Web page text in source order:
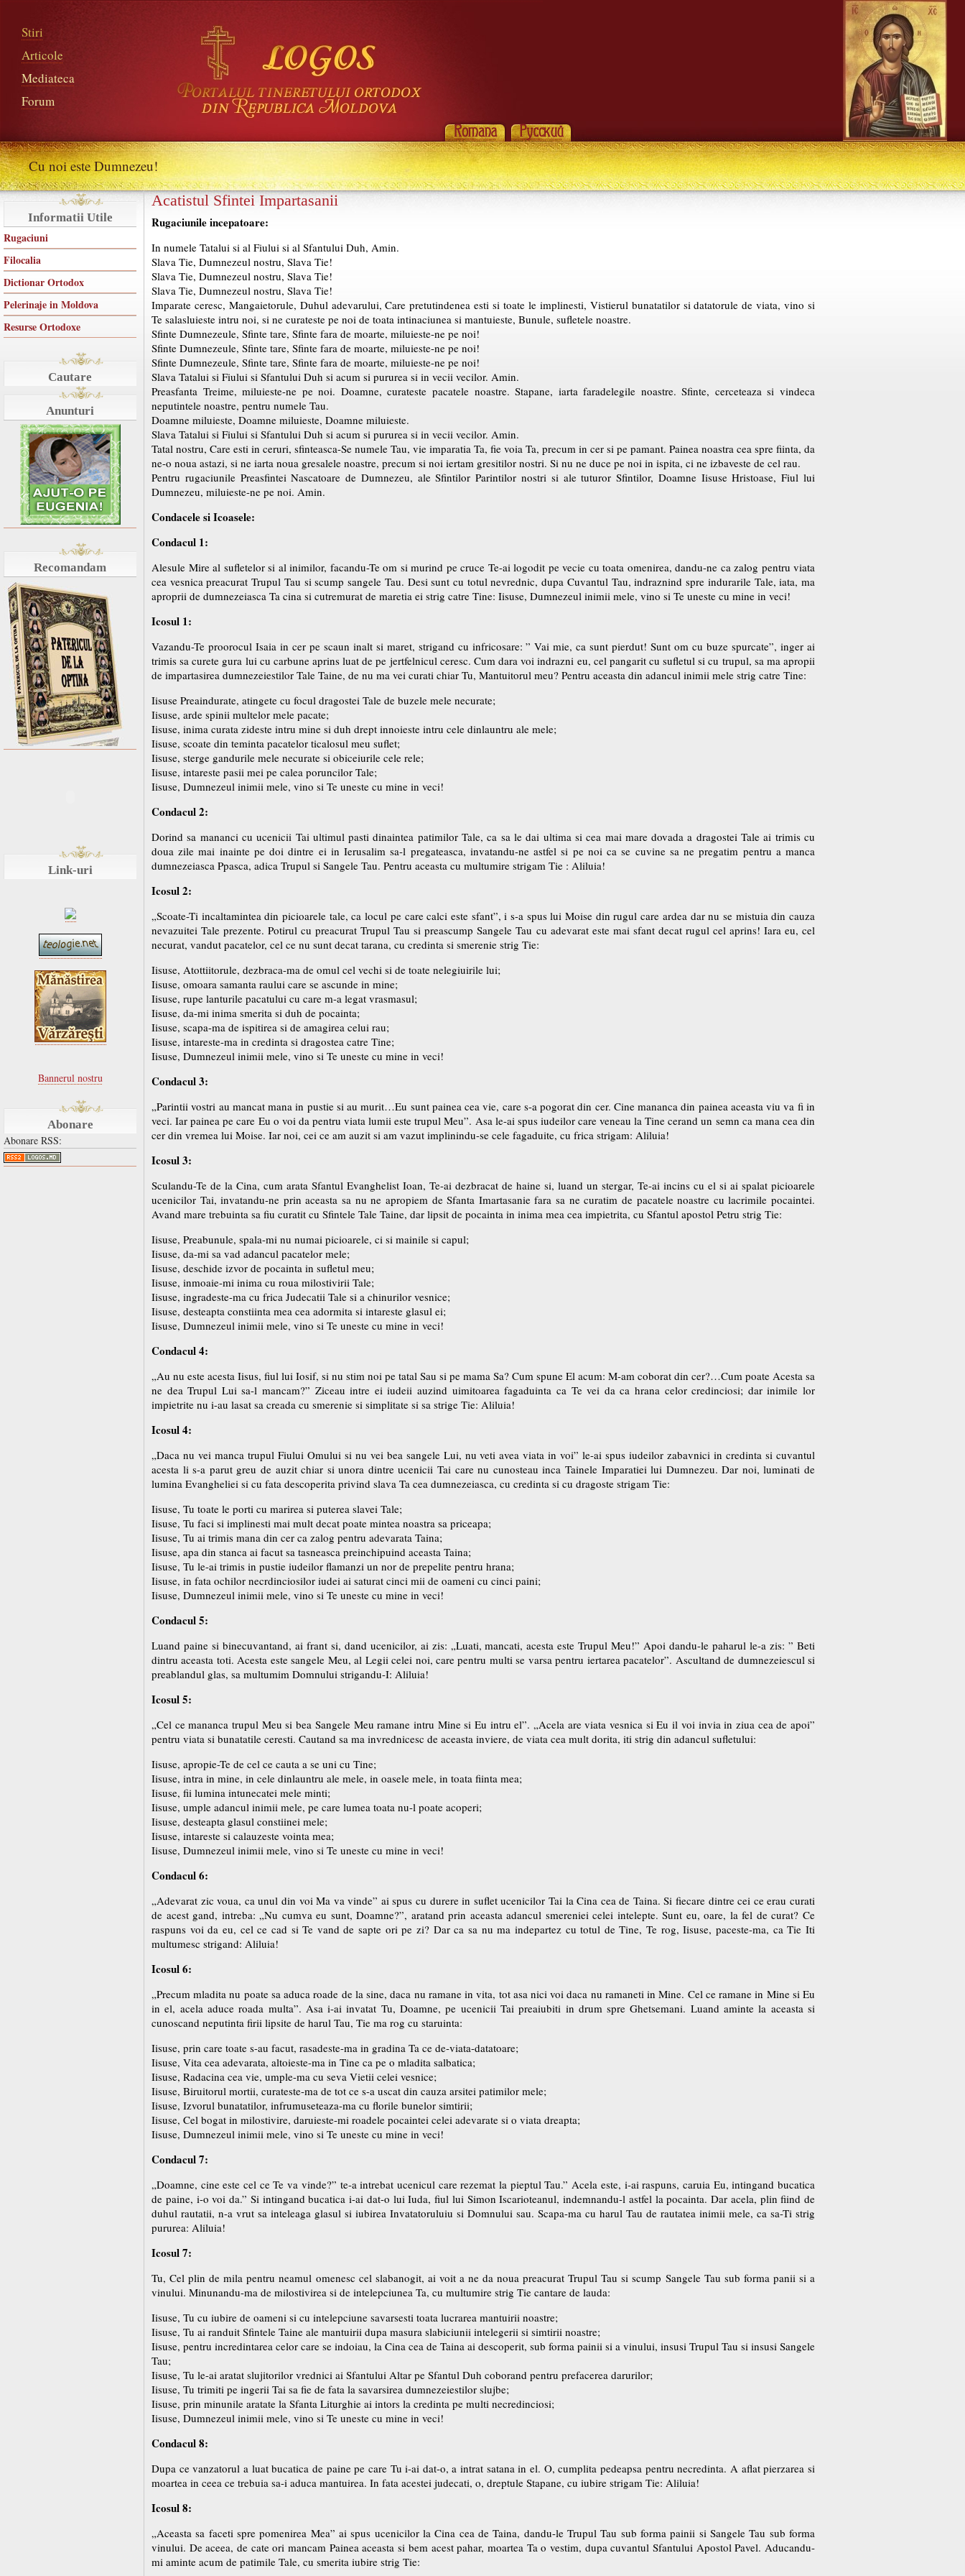
Stiri
Articole
Mediateca
Forum
Cu noi este Dumnezeu!
Informatii Utile
Rugaciuni
Filocalia
Dictionar Ortodox
Pelerinaje in Moldova
Resurse Ortodoxe
Cautare
Anunturi
Recomandam
Link-uri
Bannerul nostru
Abonare
Abonare RSS:
Acatistul Sfintei Impartasanii
Rugaciunile incepatoare:
In numele Tatalui si al Fiului si al Sfantului Duh, Amin.
Slava Tie, Dumnezeul nostru, Slava Tie!
Slava Tie, Dumnezeul nostru, Slava Tie!
Slava Tie, Dumnezeul nostru, Slava Tie!
Imparate ceresc, Mangaietorule, Duhul adevarului, Care pretutindenea esti si toate le implinesti, Vistierul bunatatilor si datatorule de viata, vino si
Te salasluieste intru noi, si ne curateste pe noi de toata intinaciunea si mantuieste, Bunule, sufletele noastre.
Sfinte Dumnezeule, Sfinte tare, Sfinte fara de moarte, miluieste-ne pe noi!
Sfinte Dumnezeule, Sfinte tare, Sfinte fara de moarte, miluieste-ne pe noi!
Sfinte Dumnezeule, Sfinte tare, Sfinte fara de moarte, miluieste-ne pe noi!
Slava Tatalui si Fiului si Sfantului Duh si acum si pururea si in vecii vecilor. Amin.
Preasfanta Treime, miluieste-ne pe noi. Doamne, curateste pacatele noastre. Stapane, iarta faradelegile noastre. Sfinte, cerceteaza si vindeca
neputintele noastre, pentru numele Tau.
Doamne miluieste, Doamne miluieste, Doamne miluieste.
Slava Tatalui si Fiului si Sfantului Duh si acum si pururea si in vecii vecilor. Amin.
Tatal nostru, Care esti in ceruri, sfinteasca-Se numele Tau, vie imparatia Ta, fie voia Ta, precum in cer si pe pamant. Painea noastra cea spre fiinta, da
ne-o noua astazi, si ne iarta noua gresalele noastre, precum si noi iertam gresitilor nostri. Si nu ne duce pe noi in ispita, ci ne izbaveste de cel rau.
Pentru rugaciunile Preasfintei Nascatoare de Dumnezeu, ale Sfintilor Parintilor nostri si ale tuturor Sfintilor, Doamne Iisuse Hristoase, Fiul lui
Dumnezeu, miluieste-ne pe noi. Amin.
Condacele si Icoasele:
Condacul 1:
Alesule Mire al sufletelor si al inimilor, facandu-Te om si murind pe cruce Te-ai logodit pe vecie cu toata omenirea, dandu-ne ca zalog pentru viata
cea vesnica preacurat Trupul Tau si scump sangele Tau. Desi sunt cu totul nevrednic, dupa Cuvantul Tau, indraznind spre indurarile Tale, iata, ma
aproprii de dumnezeiasca Ta cina si cutremurat de maretia ei strig catre Tine: Iisuse, Dumnezeul inimii mele, vino si Te uneste cu mine in veci!
Icosul 1:
Vazandu-Te proorocul Isaia in cer pe scaun inalt si maret, strigand cu infricosare: ” Vai mie, ca sunt pierdut! Sunt om cu buze spurcate”, inger ai
trimis sa curete gura lui cu carbune aprins luat de pe jertfelnicul ceresc. Cum dara voi indrazni eu, cel pangarit cu sufletul si cu trupul, sa ma apropii
de impartasirea dumnezeiestilor Tale Taine, de nu ma vei curati chiar Tu, Mantuitorul meu? Pentru aceasta din adancul inimii mele strig catre Tine:
Iisuse Preaindurate, atingete cu focul dragostei Tale de buzele mele necurate;
Iisuse, arde spinii multelor mele pacate;
Iisuse, inima curata zideste intru mine si duh drept innoieste intru cele dinlauntru ale mele;
Iisuse, scoate din teminta pacatelor ticalosul meu suflet;
Iisuse, sterge gandurile mele necurate si obiceiurile cele rele;
Iisuse, intareste pasii mei pe calea poruncilor Tale;
Iisuse, Dumnezeul inimii mele, vino si Te uneste cu mine in veci!
Condacul 2:
Dorind sa mananci cu ucenicii Tai ultimul pasti dinaintea patimilor Tale, ca sa le dai ultima si cea mai mare dovada a dragostei Tale ai trimis cu
doua zile mai inainte pe doi dintre ei in Ierusalim sa-l pregateasca, invatandu-ne astfel si pe noi ca se cuvine sa ne pregatim pentru a manca
dumnezeiasca Ppasca, adica Trupul si Sangele Tau. Pentru aceasta cu multumire strigam Tie : Aliluia!
Icosul 2:
„Scoate-Ti incaltamintea din picioarele tale, ca locul pe care calci este sfant”, i s-a spus lui Moise din rugul care ardea dar nu se mistuia din cauza
nevazuitei Tale prezente. Potirul cu preacurat Trupul Tau si preascump Sangele Tau cu adevarat este mai sfant decat rugul cel aprins! Iara eu, cel
necurat, vandut pacatelor, cel ce nu sunt decat tarana, cu credinta si smerenie strig Tie:
Iisuse, Atottiitorule, dezbraca-ma de omul cel vechi si de toate nelegiuirile lui;
Iisuse, omoara samanta raului care se ascunde in mine;
Iisuse, rupe lanturile pacatului cu care m-a legat vrasmasul;
Iisuse, da-mi inima smerita si duh de pocainta;
Iisuse, scapa-ma de ispitirea si de amagirea celui rau;
Iisuse, intareste-ma in credinta si dragostea catre Tine;
Iisuse, Dumnezeul inimii mele, vino si Te uneste cu mine in veci!
Condacul 3:
„Parintii vostri au mancat mana in pustie si au murit…Eu sunt painea cea vie, care s-a pogorat din cer. Cine mananca din painea aceasta viu va fi in
veci. Iar painea pe care Eu o voi da pentru viata lumii este trupul Meu”. Asa le-ai spus iudeilor care veneau la Tine cerand un semn ca mana cea din
cer din vremea lui Moise. Iar noi, cei ce am auzit si am vazut implinindu-se cele fagaduite, cu frica strigam: Aliluia!
Icosul 3:
Sculandu-Te de la Cina, cum arata Sfantul Evanghelist Ioan, Te-ai dezbracat de haine si, luand un stergar, Te-ai incins cu el si ai spalat picioarele
ucenicilor Tai, invatandu-ne prin aceasta sa nu ne apropiem de Sfanta Imartasanie fara sa ne curatim de pacatele noastre cu lacrimile pocaintei.
Avand mare trebuinta sa fiu curatit cu Sfintele Tale Taine, dar lipsit de pocainta in inima mea cea impietrita, cu Sfantul apostol Petru strig Tie:
Iisuse, Preabunule, spala-mi nu numai picioarele, ci si mainile si capul;
Iisuse, da-mi sa vad adancul pacatelor mele;
Iisuse, deschide izvor de pocainta in sufletul meu;
Iisuse, inmoaie-mi inima cu roua milostivirii Tale;
Iisuse, ingradeste-ma cu frica Judecatii Tale si a chinurilor vesnice;
Iisuse, desteapta constiinta mea cea adormita si intareste glasul ei;
Iisuse, Dumnezeul inimii mele, vino si Te uneste cu mine in veci!
Condacul 4:
„Au nu este acesta Iisus, fiul lui Iosif, si nu stim noi pe tatal Sau si pe mama Sa? Cum spune El acum: M-am coborat din cer?…Cum poate Acesta sa
ne dea Trupul Lui sa-l mancam?” Ziceau intre ei iudeii auzind uimitoarea fagaduinta ca Te vei da ca hrana celor credinciosi; dar inimile lor
impietrite nu i-au lasat sa creada cu smerenie si simplitate si sa strige Tie: Aliluia!
Icosul 4:
„Daca nu vei manca trupul Fiului Omului si nu vei bea sangele Lui, nu veti avea viata in voi” le-ai spus iudeilor zabavnici in credinta si cuvantul
acesta li s-a parut greu de auzit chiar si unora dintre ucenicii Tai care nu cunosteau inca Tainele Imparatiei lui Dumnezeu. Dar noi, luminati de
lumina Evangheliei si cu fata descoperita privind slava Ta cea dumnezeiasca, cu credinta si cu dragoste strigam Tie:
Iisuse, Tu toate le porti cu marirea si puterea slavei Tale;
Iisuse, Tu faci si implinesti mai mult decat poate mintea noastra sa priceapa;
Iisuse, Tu ai trimis mana din cer ca zalog pentru adevarata Taina;
Iisuse, apa din stanca ai facut sa tasneasca preinchipuind aceasta Taina;
Iisuse, Tu le-ai trimis in pustie iudeilor flamanzi un nor de prepelite pentru hrana;
Iisuse, in fata ochilor necrdinciosilor iudei ai saturat cinci mii de oameni cu cinci paini;
Iisuse, Dumnezeul inimii mele, vino si Te uneste cu mine in veci!
Condacul 5:
Luand paine si binecuvantand, ai frant si, dand ucenicilor, ai zis: „Luati, mancati, acesta este Trupul Meu!” Apoi dandu-le paharul le-a zis: ” Beti
dintru aceasta toti. Acesta este sangele Meu, al Legii celei noi, care pentru multi se varsa pentru iertarea pacatelor”. Ascultand de dumnezeiescul si
preablandul glas, sa multumim Domnului strigandu-I: Aliluia!
Icosul 5:
„Cel ce mananca trupul Meu si bea Sangele Meu ramane intru Mine si Eu intru el”. „Acela are viata vesnica si Eu il voi invia in ziua cea de apoi”
pentru viata si bunatatile ceresti. Cautand sa ma invrednicesc de aceasta inviere, de viata cea mult dorita, iti strig din adancul sufletului:
Iisuse, apropie-Te de cel ce cauta a se uni cu Tine;
Iisuse, intra in mine, in cele dinlauntru ale mele, in oasele mele, in toata fiinta mea;
Iisuse, fii lumina intunecatei mele minti;
Iisuse, umple adancul inimii mele, pe care lumea toata nu-l poate acoperi;
Iisuse, desteapta glasul constiinei mele;
Iisuse, intareste si calauzeste vointa mea;
Iisuse, Dumnezeul inimii mele, vino si Te uneste cu mine in veci!
Condacul 6:
„Adevarat zic voua, ca unul din voi Ma va vinde” ai spus cu durere in suflet ucenicilor Tai la Cina cea de Taina. Si fiecare dintre cei ce erau curati
de acest gand, intreba: „Nu cumva eu sunt, Doamne?”, aratand prin aceasta adancul smereniei celei intelepte. Sunt eu, oare, la fel de curat? Ce
raspuns voi da eu, cel ce cad si Te vand de sapte ori pe zi? Dar ca sa nu ma indepartez cu totul de Tine, Te rog, Iisuse, paceste-ma, ca Tie Iti
multumesc strigand: Aliluia!
Icosul 6:
„Precum mladita nu poate sa aduca roade de la sine, daca nu ramane in vita, tot asa nici voi daca nu ramaneti in Mine. Cel ce ramane in Mine si Eu
in el, acela aduce roada multa”. Asa i-ai invatat Tu, Doamne, pe ucenicii Tai preaiubiti in drum spre Ghetsemani. Luand aminte la aceasta si
cunoscand neputinta firii lipsite de harul Tau, Tie ma rog cu staruinta:
Iisuse, prin care toate s-au facut, rasadeste-ma in gradina Ta ce de-viata-datatoare;
Iisuse, Vita cea adevarata, altoieste-ma in Tine ca pe o mladita salbatica;
Iisuse, Radacina cea vie, umple-ma cu seva Vietii celei vesnice;
Iisuse, Biruitorul mortii, curateste-ma de tot ce s-a uscat din cauza arsitei patimilor mele;
Iisuse, Izvorul bunatatilor, infrumuseteaza-ma cu florile bunelor simtirii;
Iisuse, Cel bogat in milostivire, daruieste-mi roadele pocaintei celei adevarate si o viata dreapta;
Iisuse, Dumnezeul inimii mele, vino si Te uneste cu mine in veci!
Condacul 7:
„Doamne, cine este cel ce Te va vinde?” te-a intrebat ucenicul care rezemat la pieptul Tau.” Acela este, i-ai raspuns, caruia Eu, intingand bucatica
de paine, i-o voi da.” Si intingand bucatica i-ai dat-o lui Iuda, fiul lui Simon Iscarioteanul, indemnandu-l astfel la pocainta. Dar acela, plin fiind de
duhul rautatii, n-a vrut sa inteleaga glasul si iubirea Invatatoruluiu si Domnului sau. Scapa-ma cu harul Tau de rautatea inimii mele, ca sa-Ti strig
pururea: Aliluia!
Icosul 7:
Tu, Cel plin de mila pentru neamul omenesc cel slabanogit, ai voit a ne da noua preacurat Trupul Tau si scump Sangele Tau sub forma panii si a
vinului. Minunandu-ma de milostivirea si de intelepciunea Ta, cu multumire strig Tie cantare de lauda:
Iisuse, Tu cu iubire de oameni si cu intelepciune savarsesti toata lucrarea mantuirii noastre;
Iisuse, Tu ai randuit Sfintele Taine ale mantuirii dupa masura slabiciunii intelegerii si simtirii noastre;
Iisuse, pentru incredintarea celor care se indoiau, la Cina cea de Taina ai descoperit, sub forma painii si a vinului, insusi Trupul Tau si insusi Sangele
Tau;
Iisuse, Tu le-ai aratat slujitorilor vrednici ai Sfantului Altar pe Sfantul Duh coborand pentru prefacerea darurilor;
Iisuse, Tu trimiti pe ingerii Tai sa fie de fata la savarsirea dumnezeiestilor slujbe;
Iisuse, prin minunile aratate la Sfanta Liturghie ai intors la credinta pe multi necredinciosi;
Iisuse, Dumnezeul inimii mele, vino si Te uneste cu mine in veci!
Condacul 8:
Dupa ce vanzatorul a luat bucatica de paine pe care Tu i-ai dat-o, a intrat satana in el. O, cumplita pedeapsa pentru necredinta. A aflat pierzarea si
moartea in ceea ce trebuia sa-i aduca mantuirea. In fata acestei judecati, o, dreptule Stapane, cu iubire strigam Tie: Aliluia!
Icosul 8:
„Aceasta sa faceti spre pomenirea Mea” ai spus ucenicilor la Cina cea de Taina, dandu-le Trupul Tau sub forma painii si Sangele Tau sub forma
vinului. De aceea, de cate ori mancam Painea aceasta si bem acest pahar, moartea Ta o vestim, dupa cuvantul Sfantului Apostol Pavel. Aducandu-
mi aminte acum de patimile Tale, cu smerita iubire strig Tie: